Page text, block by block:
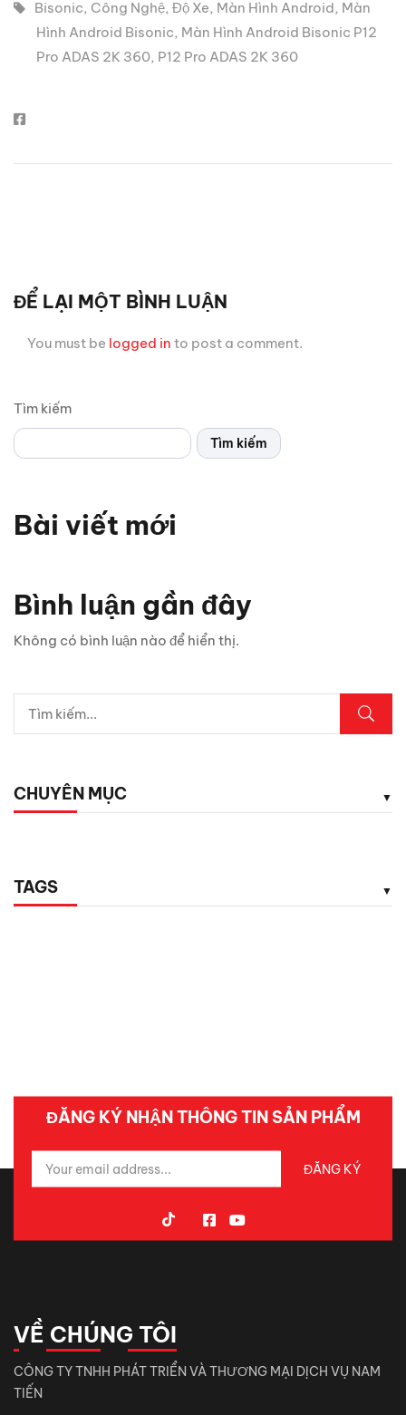
Tìm kiếm
Tìm kiếm
Bài viết mới
Bình luận gần đây
Không có bình luận nào để hiển thị.
CHUYÊN MỤC
TAGS
Bisonic, Công Nghệ, Độ Xe, Màn Hình Android, Màn
Hình Android Bisonic, Màn Hình Android Bisonic P12
Pro ADAS 2K 360, P12 Pro ADAS 2K 360
ĐỂ LẠI MỘT BÌNH LUẬN
You must be logged in to post a comment.
ĐĂNG KÝ NHẬN THÔNG TIN SẢN PHẨM
VỀ CHÚNG TÔI
CÔNG TY TNHH PHÁT TRIỂN VÀ THƯƠNG MẠI DỊCH VỤ NAM
TIẾN